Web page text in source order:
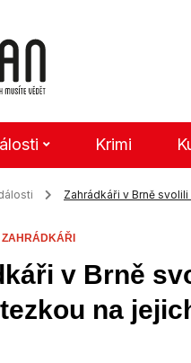
Krimi
Zahrádkáři v Brně
ZAHRÁDKÁŘI
v Brně
na